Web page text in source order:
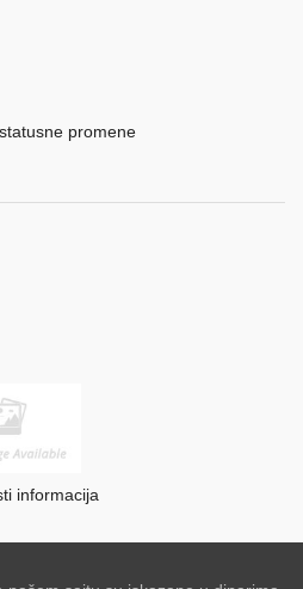
promene
informacija